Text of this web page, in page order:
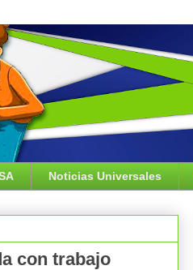
Noticias Universales
con trabajo